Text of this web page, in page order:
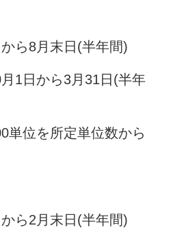
ら8月末日(半年間)
1日から3月31日(半年
位を所定単位数から
ら2月末日(半年間)